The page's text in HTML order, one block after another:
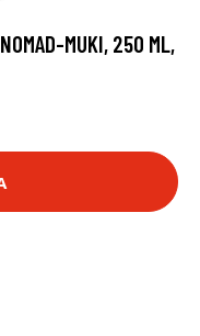
MUKI, 250 ML,